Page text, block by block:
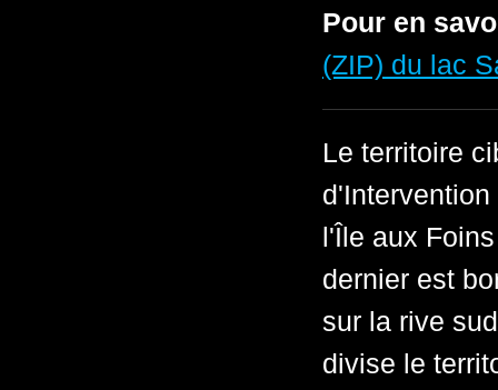
Pour en
(ZIP) du lac
Le territoire
l'Île aux
dernier est
sur la rive
divise le